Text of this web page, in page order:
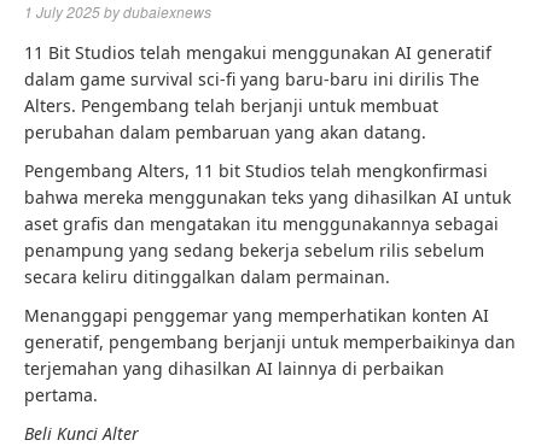
1 July 2025bydubaiexnews
11 Bit Studios telah mengakui menggunakan AI generatif
dalam game survival sci-fi yang baru-baru ini dirilis The
Alters. Pengembang telah berjanji untuk membuat
perubahan dalam pembaruan yang akan datang.
Pengembang Alters, 11 bit Studios telah mengkonfirmasi
bahwa mereka menggunakan teks yang dihasilkan AI untuk
aset grafis dan mengatakan itu menggunakannya sebagai
penampung yang sedang bekerja sebelum rilis sebelum
secara keliru ditinggalkan dalam permainan.
Menanggapi penggemar yang memperhatikan konten AI
generatif, pengembang berjanji untuk memperbaikinya dan
terjemahan yang dihasilkan AI lainnya di perbaikan
pertama.
Beli Kunci Alter